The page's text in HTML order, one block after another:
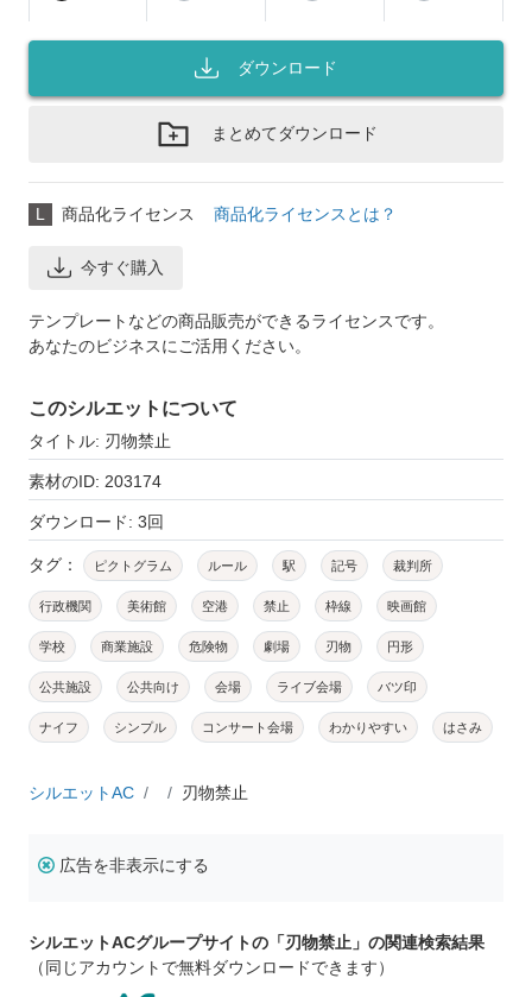
ダウンロード
まとめてダウンロード
L 商品化ライセンス 商品化ライセンスとは？
今すぐ購入
テンプレートなどの商品販売ができるライセンスです。
あなたのビジネスにご活用ください。
このシルエットについて
タイトル: 刃物禁止
素材のID: 203174
ダウンロード: 3回
タグ： ピクトグラム ルール 駅 記号 裁判所
行政機関 美術館 空港 禁止 枠線 映画館
学校 商業施設 危険物 劇場 刃物 円形
公共施設 公共向け 会場 ライブ会場 バツ印
ナイフ シンプル コンサート会場 わかりやすい はさみ
シルエットAC 刃物禁止
広告を非表示にする
シルエットACグループサイトの「刃物禁止」の関連検索結果
（同じアカウントで無料ダウンロードできます）